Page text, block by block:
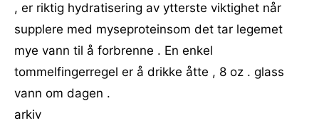
, er riktig hydratisering av ytterste viktighet når
supplere med myseproteinsom det tar legemet
mye vann til å forbrenne . En enkel
tommelfingerregel er å drikke åtte , 8 oz . glass
vann om dagen .
arkiv